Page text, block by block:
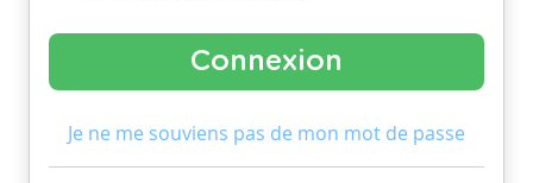
Je ne me souviens pas de mon mot de passe